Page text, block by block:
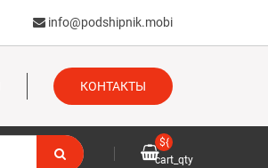
info@podshipnik.mobi
КОНТАКТЫ
${
cart_qty